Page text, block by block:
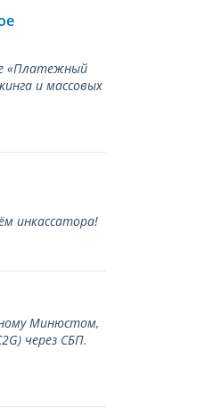
«Платежный
и массовых
инкассатора!
Минюстом,
через СБП.